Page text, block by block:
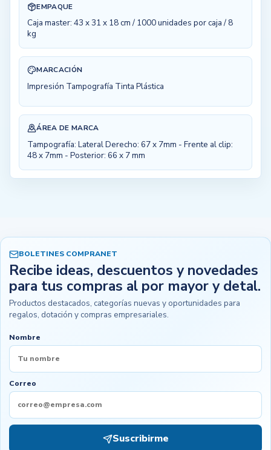
EMPAQUE
Caja master: 43 x 31 x 18 cm / 1000 unidades por caja / 8
kg
MARCACIÓN
Impresión Tampografía Tinta Plástica
ÁREA DE MARCA
Tampografía: Lateral Derecho: 67 x 7mm - Frente al clip:
48 x 7mm - Posterior: 66 x 7 mm
BOLETINES COMPRANET
Recibe ideas, descuentos y novedades
para tus compras al por mayor y detal.
Productos destacados, categorías nuevas y oportunidades para
regalos, dotación y compras empresariales.
Nombre
Correo
Suscribirme